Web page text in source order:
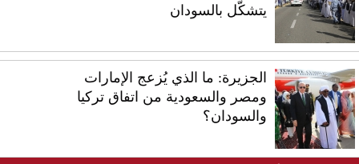
يتشكّل بالسودان
الجزيرة: ما الذي يُزعج الإمارات
ومصر والسعودية من اتفاق تركيا
والسودان؟